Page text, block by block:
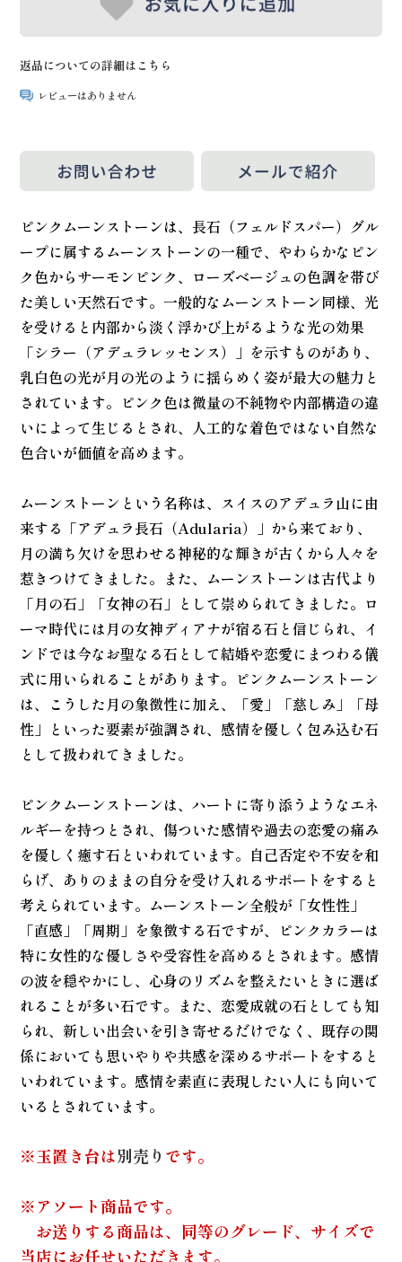
返品についての詳細はこちら
レビューはありません
ピンクムーンストーンは、長石（フェルドスパー）グル
ープに属するムーンストーンの一種で、やわらかなピン
ク色からサーモンピンク、ローズベージュの色調を帯び
た美しい天然石です。一般的なムーンストーン同様、光
を受けると内部から淡く浮かび上がるような光の効果
「シラー（アデュラレッセンス）」を示すものがあり、
乳白色の光が月の光のように揺らめく姿が最大の魅力と
されています。ピンク色は微量の不純物や内部構造の違
いによって生じるとされ、人工的な着色ではない自然な
色合いが価値を高めます。
ムーンストーンという名称は、スイスのアデュラ山に由
来する「アデュラ長石（Adularia）」から来ており、
月の満ち欠けを思わせる神秘的な輝きが古くから人々を
惹きつけてきました。また、ムーンストーンは古代より
「月の石」「女神の石」として崇められてきました。ロ
ーマ時代には月の女神ディアナが宿る石と信じられ、イ
ンドでは今なお聖なる石として結婚や恋愛にまつわる儀
式に用いられることがあります。ピンクムーンストーン
は、こうした月の象徴性に加え、「愛」「慈しみ」「母
性」といった要素が強調され、感情を優しく包み込む石
として扱われてきました。
ピンクムーンストーンは、ハートに寄り添うようなエネ
ルギーを持つとされ、傷ついた感情や過去の恋愛の痛み
を優しく癒す石といわれています。自己否定や不安を和
らげ、ありのままの自分を受け入れるサポートをすると
考えられています。ムーンストーン全般が「女性性」
「直感」「周期」を象徴する石ですが、ピンクカラーは
特に女性的な優しさや受容性を高めるとされます。感情
の波を穏やかにし、心身のリズムを整えたいときに選ば
れることが多い石です。また、恋愛成就の石としても知
られ、新しい出会いを引き寄せるだけでなく、既存の関
係においても思いやりや共感を深めるサポートをすると
いわれています。感情を素直に表現したい人にも向いて
いるとされています。
※玉置き台は別売り です。
※アソート商品です。
お送りする商品は、同等のグレード、サイズで
当店にお任せいただきます。